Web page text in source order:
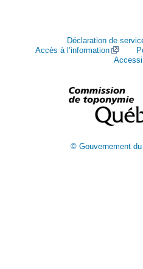
Déclaration de
Accès à l’information
© Gouvernement